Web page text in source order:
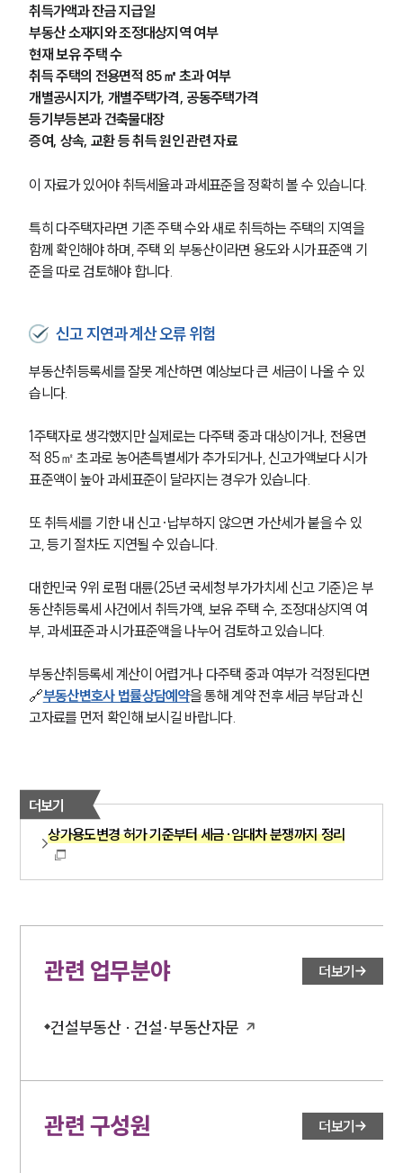
취득가액과 잔금 지급일
부동산 소재지와 조정대상지역 여부
현재 보유 주택 수
취득 주택의 전용면적 85㎡ 초과 여부
개별공시지가, 개별주택가격, 공동주택가격
등기부등본과 건축물대장
증여, 상속, 교환 등 취득 원인 관련 자료
이 자료가 있어야 취득세율과 과세표준을 정확히 볼 수 있습니다.
특히 다주택자라면 기존 주택 수와 새로 취득하는 주택의 지역을
함께 확인해야 하며, 주택 외 부동산이라면 용도와 시가표준액 기
준을 따로 검토해야 합니다.
신고 지연과 계산 오류 위험
부동산취등록세를 잘못 계산하면 예상보다 큰 세금이 나올 수 있
습니다.
1주택자로 생각했지만 실제로는 다주택 중과 대상이거나, 전용면
적 85㎡ 초과로 농어촌특별세가 추가되거나, 신고가액보다 시가
표준액이 높아 과세표준이 달라지는 경우가 있습니다.
또 취득세를 기한 내 신고·납부하지 않으면 가산세가 붙을 수 있
고, 등기 절차도 지연될 수 있습니다.
대한민국 9위 로펌 대륜(25년 국세청 부가가치세 신고 기준)은 부
동산취등록세 사건에서 취득가액, 보유 주택 수, 조정대상지역 여
부, 과세표준과 시가표준액을 나누어 검토하고 있습니다.
부동산취등록세 계산이 어렵거나 다주택 중과 여부가 걱정된다면
🔗부동산변호사 법률상담예약을 통해 계약 전후 세금 부담과 신
고자료를 먼저 확인해 보시길 바랍니다.
더보기
상가용도변경 허가 기준부터 세금·임대차 분쟁까지 정리
관련 업무분야 더보기
건설부동산 · 건설·부동산자문
관련 구성원 더보기